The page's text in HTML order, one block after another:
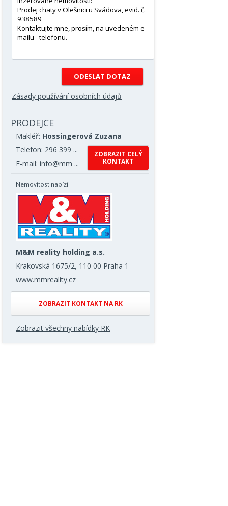
Zásady používání osobních údajů
PRODEJCE
Makléř: Hossingerová Zuzana
Telefon: 296 399 ...
E-mail: info@mm ...
ZOBRAZIT CELÝ
KONTAKT
Nemovitost nabízí
M&M reality holding a.s.
Krakovská 1675/2, 110 00 Praha 1
www.mmreality.cz
ZOBRAZIT KONTAKT NA RK
Zobrazit všechny nabídky RK